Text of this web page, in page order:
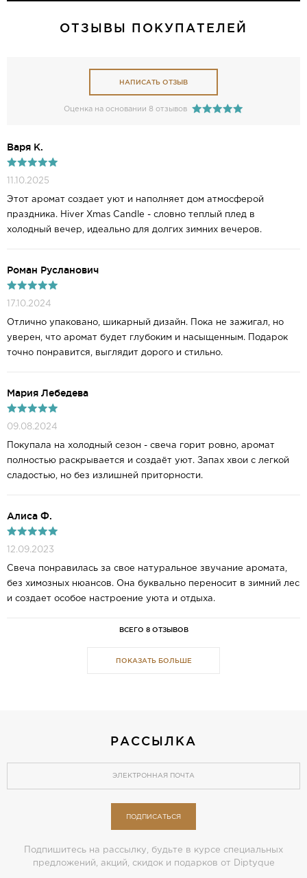
ОТЗЫВЫ ПОКУПАТЕЛЕЙ
НАПИСАТЬ ОТЗЫВ
Оценка на основании 8 отзывов
Варя К.
11.10.2025
Этот аромат создает уют и наполняет дом атмосферой
праздника. Hiver Xmas Candle - словно теплый плед в
холодный вечер, идеально для долгих зимних вечеров.
Роман Русланович
17.10.2024
Отлично упаковано, шикарный дизайн. Пока не зажигал, но
уверен, что аромат будет глубоким и насыщенным. Подарок
точно понравится, выглядит дорого и стильно.
Мария Лебедева
09.08.2024
Покупала на холодный сезон - свеча горит ровно, аромат
полностью раскрывается и создаёт уют. Запах хвои с легкой
сладостью, но без излишней приторности.
Алиса Ф.
12.09.2023
Свеча понравилась за свое натуральное звучание аромата,
без химозных нюансов. Она буквально переносит в зимний лес
и создает особое настроение уюта и отдыха.
ВСЕГО 8 ОТЗЫВОВ
ПОКАЗАТЬ БОЛЬШЕ
РАССЫЛКА
ПОДПИСАТЬСЯ
Подпишитесь на рассылку, будьте в курсе специальных
предложений, акций, скидок и подарков от Diptyque